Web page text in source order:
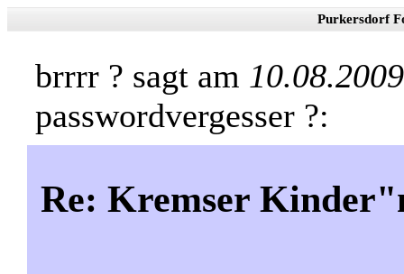
Purkersdorf
brrrr ? sagt am
passwordvergesser ?:
Re: Kremser